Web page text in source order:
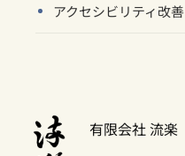
アクセシビリティ改善
有限会社 流楽